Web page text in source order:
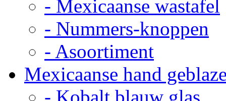
- Mexicaanse wastafel
- Nummers-knoppen
- Asoortiment
Mexicaanse hand
- Kobalt blauw glas